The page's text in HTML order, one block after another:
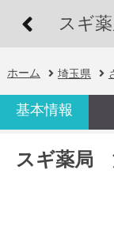
スギ
ホーム 埼玉県
基本情報
スギ薬局